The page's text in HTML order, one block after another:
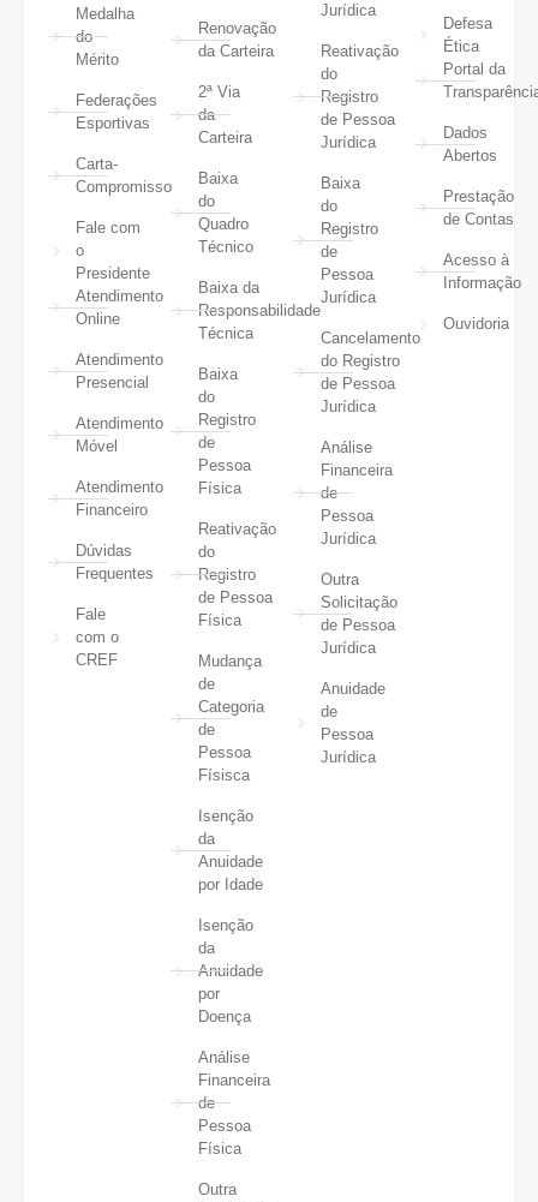
Medalha
do
Mérito
Federações
Esportivas
Carta-
Compromisso
Fale com
o
Presidente
Atendimento
Online
Atendimento
Presencial
Atendimento
Móvel
Atendimento
Financeiro
Dúvidas
Frequentes
Fale
com o
CREF
Renovação
da Carteira
2ª Via
da
Carteira
Baixa
do
Quadro
Técnico
Baixa da
Responsabilidade
Técnica
Baixa
do
Registro
de
Pessoa
Física
Reativação
do
Registro
de Pessoa
Física
Mudança
de
Categoria
de
Pessoa
Físisca
Isenção
da
Anuidade
por Idade
Isenção
da
Anuidade
por
Doença
Análise
Financeira
de
Pessoa
Física
Outra
Jurídica
Reativação
do
Registro
de Pessoa
Jurídica
Baixa
do
Registro
de
Pessoa
Jurídica
Cancelamento
do Registro
de Pessoa
Jurídica
Análise
Financeira
de
Pessoa
Jurídica
Outra
Solicitação
de Pessoa
Jurídica
Anuidade
de
Pessoa
Jurídica
Defesa
Ética
Portal da
Dados
Abertos
Prestação
de Contas
Acesso à
Informação
Ouvidoria